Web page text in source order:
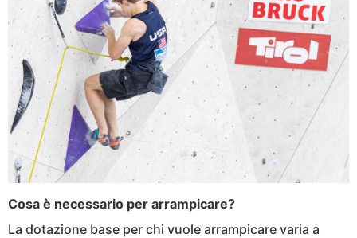
Cosa è necessario per arrampicare?
La dotazione base per chi vuole arrampicare varia a